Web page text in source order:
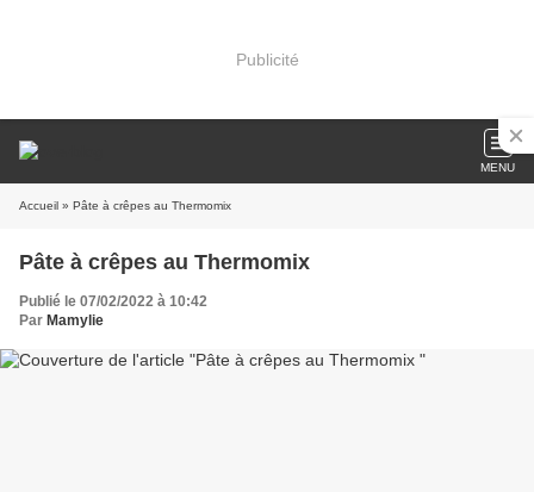
Publicité
MENU
Accueil » Pâte à crêpes au Thermomix
Pâte à crêpes au Thermomix
Publié le 07/02/2022 à 10:42
Par Mamylie